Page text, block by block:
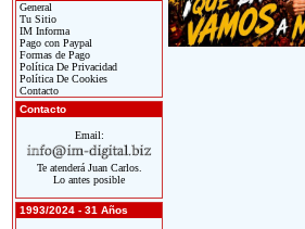
General
Tu Sitio
IM Informa
Pago con Paypal
Formas de Pago
Política De Privacidad
Política De Cookies
Contacto
Contacto
Email:
Te atenderá Juan Carlos.
Lo antes posible
1993/2024 - 31 Años